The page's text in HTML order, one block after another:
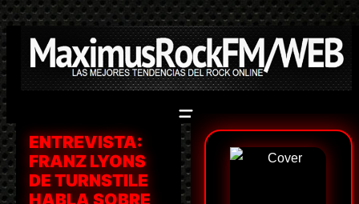
Saltar
al
contenido
ENTREVISTA:
FRANZ LYONS
DE TURNSTILE
HABLA SOBRE